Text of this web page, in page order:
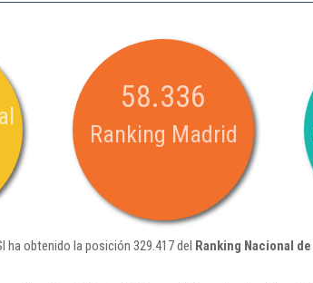
58.336
Ranking Madrid
ha obtenido la posición 329.417 del Ranking Nacional